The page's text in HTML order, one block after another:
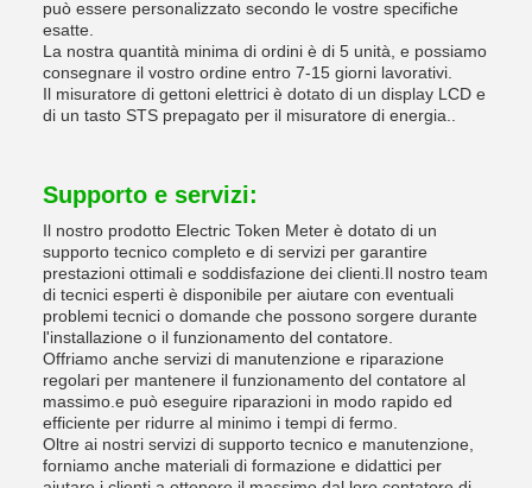
può essere personalizzato secondo le vostre specifiche
esatte.
La nostra quantità minima di ordini è di 5 unità, e possiamo
consegnare il vostro ordine entro 7-15 giorni lavorativi.
Il misuratore di gettoni elettrici è dotato di un display LCD e
di un tasto STS prepagato per il misuratore di energia..
Supporto e servizi:
Il nostro prodotto Electric Token Meter è dotato di un
supporto tecnico completo e di servizi per garantire
prestazioni ottimali e soddisfazione dei clienti.Il nostro team
di tecnici esperti è disponibile per aiutare con eventuali
problemi tecnici o domande che possono sorgere durante
l'installazione o il funzionamento del contatore.
Offriamo anche servizi di manutenzione e riparazione
regolari per mantenere il funzionamento del contatore al
massimo.e può eseguire riparazioni in modo rapido ed
efficiente per ridurre al minimo i tempi di fermo.
Oltre ai nostri servizi di supporto tecnico e manutenzione,
forniamo anche materiali di formazione e didattici per